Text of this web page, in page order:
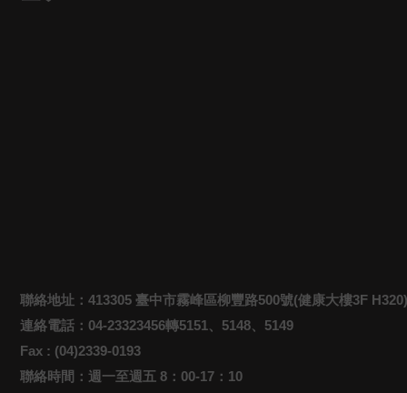
聯絡地址：413305 臺中市霧峰區柳豐路500號(健康大樓3F H320)
連絡電話：04-23323456轉5151、5148、5149
Fax : (04)2339-0193
聯絡時間：週一至週五 8：00-17：10